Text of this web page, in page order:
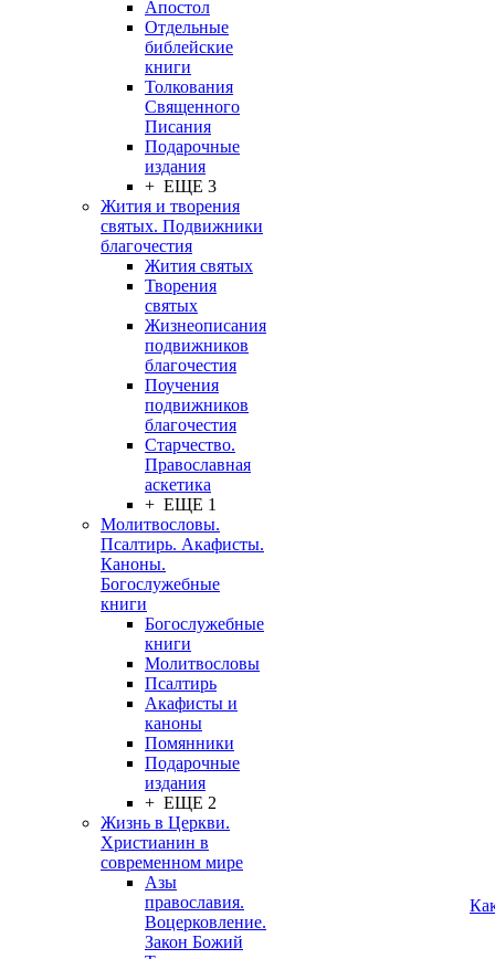
Апостол
Отдельные
библейские
книги
Толкования
Священного
Писания
Подарочные
издания
+ ЕЩЕ 3
Жития и творения
святых. Подвижники
благочестия
Жития святых
Творения
святых
Жизнеописания
подвижников
благочестия
Поучения
подвижников
благочестия
Старчество.
Православная
аскетика
+ ЕЩЕ 1
Молитвословы.
Псалтирь. Акафисты.
Каноны.
Богослужебные
книги
Богослужебные
книги
Молитвословы
Псалтирь
Акафисты и
каноны
Помянники
Подарочные
издания
+ ЕЩЕ 2
Жизнь в Церкви.
Христианин в
современном мире
Азы
православия.
Воцерковление.
Закон Божий